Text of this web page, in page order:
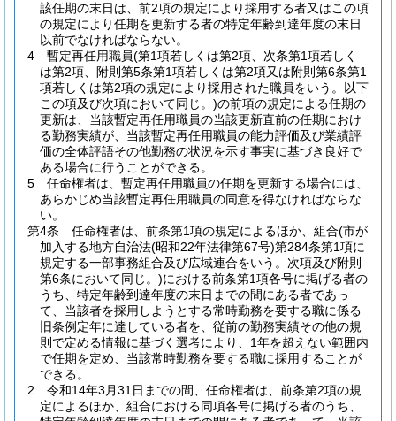
該任期の末日は、前2項の規定により採用する者又はこの項
の規定により任期を更新する者の特定年齢到達年度の末日
以前でなければならない。
4
暫定再任用職員(第1項若しくは第2項、次条第1項若しく
は第2項、附則第5条第1項若しくは第2項又は附則第6条第1
項若しくは第2項の規定により採用された職員をいう。以下
この項及び次項において同じ。)の前項の規定による任期の
更新は、当該暫定再任用職員の当該更新直前の任期におけ
る勤務実績が、当該暫定再任用職員の能力評価及び業績評
価の全体評語その他勤務の状況を示す事実に基づき良好で
ある場合に行うことができる。
5
任命権者は、暫定再任用職員の任期を更新する場合には、
あらかじめ当該暫定再任用職員の同意を得なければならな
い。
第4条
任命権者は、前条第1項の規定によるほか、組合(市が
加入する地方自治法(昭和22年法律第67号)第284条第1項に
規定する一部事務組合及び広域連合をいう。次項及び附則
第6条において同じ。)における前条第1項各号に掲げる者の
うち、特定年齢到達年度の末日までの間にある者であっ
て、当該者を採用しようとする常時勤務を要する職に係る
旧条例定年に達している者を、従前の勤務実績その他の規
則で定める情報に基づく選考により、1年を超えない範囲内
で任期を定め、当該常時勤務を要する職に採用することが
できる。
2
令和14年3月31日までの間、任命権者は、前条第2項の規
定によるほか、組合における同項各号に掲げる者のうち、